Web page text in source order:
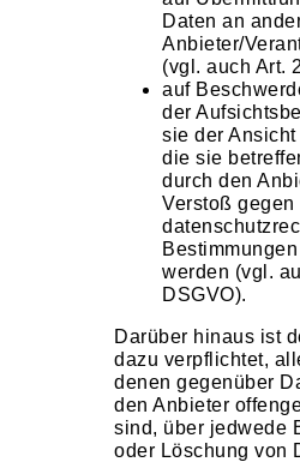
Daten an
Anbieter/
(vgl. auch Art.
auf
der
sie der
die sie
durch den
Verstoß gegen
werden (vgl.
DSGVO).
Darüber hinaus ist
dazu verpflichtet,
denen gegenüber
den Anbieter
sind, über jedwede
oder Löschung von